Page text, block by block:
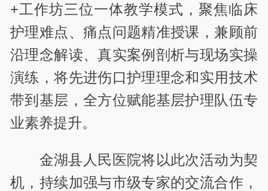
+工作坊三位一体教学模式，聚焦临床
护理难点、痛点问题精准授课，兼顾前
沿理念解读、真实案例剖析与现场实操
演练，将先进伤口护理理念和实用技术
带到基层，全方位赋能基层护理队伍专
业素养提升。
金湖县人民医院将以此次活动为契
机，持续加强与市级专家的交流合作，